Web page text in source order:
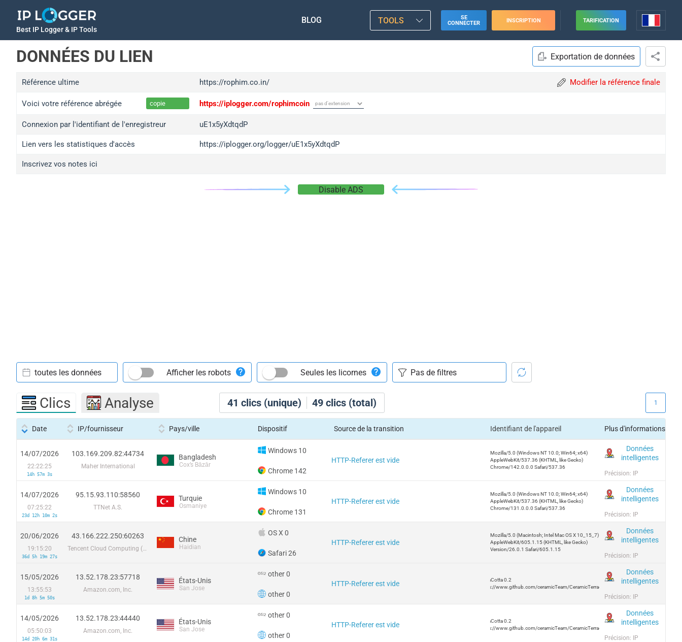
Best IP Logger & IP Tools
BLOG TOOLS
SE
CONNECTER
INSCRIPTION TARIFICATION
DONNÉES DU LIEN Exportation de données
Référence ultime https://rophim.co.in/ Modifier la référence finale
Voici votre référence abrégée copie https://iplogger.com/rophimcoin
Connexion par l'identifiant de l'enregistreur uE1x5yXdtqdP
Lien vers les statistiques d'accès https://iplogger.org/logger/uE1x5yXdtqdP
Inscrivez vos notes ici
Disable ADS
41 clics (unique) 49 clics (total)
toutes les données Afficher les robots Seules les licornes
Clics Analyse 1
Date IP/fournisseur Pays/ville Dispositif Source de la transition Identifiant de l'appareil Plus d'informations
14/07/2026
22:22:25
14h 57m 3s
103.169.209.82:44734
Maher International
Bangladesh
Cox’s Bāzār
Windows 10
Chrome 142
HTTP-Referer est vide
Mozilla/5.0 (Windows NT 10.0; Win64; x64)
AppleWebKit/537.36 (KHTML, like Gecko)
Chrome/142.0.0.0 Safari/537.36
Données
intelligentes
Précision: IP
14/07/2026
07:25:22
23d 12h 10m 2s
95.15.93.110:58560
TTNet A.S.
Turquie
Osmaniye
Windows 10
Chrome 131
HTTP-Referer est vide
Mozilla/5.0 (Windows NT 10.0; Win64; x64)
AppleWebKit/537.36 (KHTML, like Gecko)
Chrome/131.0.0.0 Safari/537.36
Données
intelligentes
Précision: IP
20/06/2026
19:15:20
36d 5h 19m 27s
43.166.222.250:60263
Tencent Cloud Computing (Beijing) Co
Chine
Haidian
OS X 0
Safari 26
HTTP-Referer est vide
Mozilla/5.0 (Macintosh; Intel Mac OS X 10_15_7)
AppleWebKit/605.1.15 (KHTML, like Gecko)
Version/26.0.1 Safari/605.1.15
Données
intelligentes
Précision: IP
15/05/2026
13:55:53
1d 8h 5m 50s
13.52.178.23:57718
Amazon.com, Inc.
États-Unis
San Jose
other 0
other 0
HTTP-Referer est vide
TerraCotta 0.2
https://www.github.com/ceramicTeam/CeramicTerracotta
Données
intelligentes
Précision: IP
14/05/2026
05:50:03
14d 20h 6m 31s
13.52.178.23:44440
Amazon.com, Inc.
États-Unis
San Jose
other 0
other 0
HTTP-Referer est vide
TerraCotta 0.2
https://www.github.com/ceramicTeam/CeramicTerracotta
Données
intelligentes
Précision: IP